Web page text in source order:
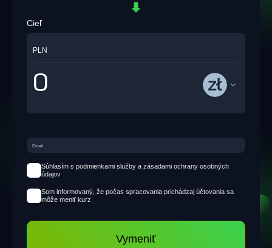
Cieľ
PLN
Súhlasím s podmienkami služby a zásadami ochrany osobných
údajov
Som informovaný, že počas spracovania prichádzaj účtovania sa
môže meniť kurz
Vymeniť